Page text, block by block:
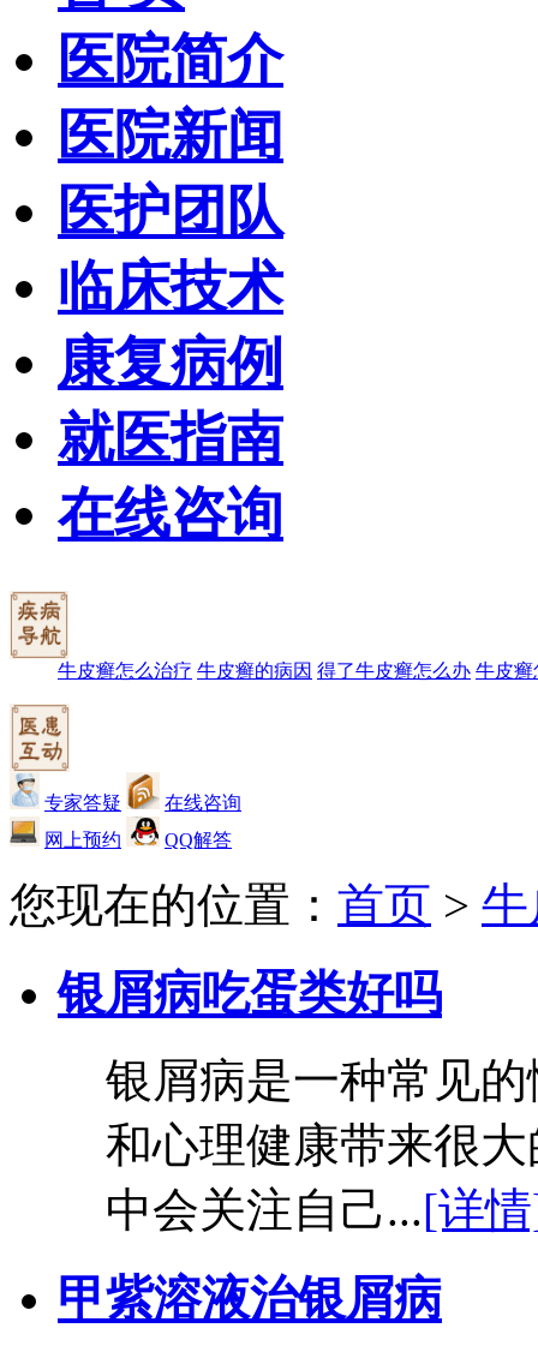
医院简介
医院新闻
医护团队
临床技术
康复病例
就医指南
在线咨询
牛皮癣怎么治疗 牛皮癣的病因 得了牛皮癣怎么办 牛皮癣
专家答疑
在线咨询
网上预约
QQ解答
您现在的位置： 首页 >
银屑病吃蛋类好吗
银屑病是一种常见
和心理健康带来很
中会关注自己...[详
甲紫溶液治银屑病